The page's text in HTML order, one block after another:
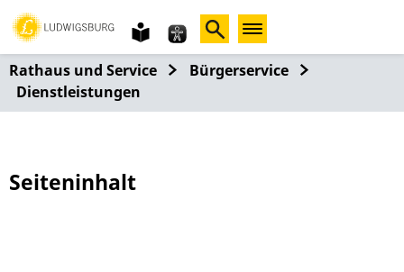
Gebärdensprache
leichte
Sprache
Rathaus und Service
Bürgerservice
Dienstleistungen
Seiteninhalt